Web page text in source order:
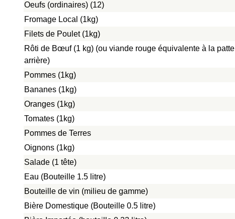
Oeufs (ordinaires) (12)
Fromage Local (1kg)
Filets de Poulet (1kg)
Rôti de Bœuf (1 kg) (ou viande rouge équivalente à la patte
arrière)
Pommes (1kg)
Bananes (1kg)
Oranges (1kg)
Tomates (1kg)
Pommes de Terres
Oignons (1kg)
Salade (1 tête)
Eau (Bouteille 1.5 litre)
Bouteille de vin (milieu de gamme)
Bière Domestique (Bouteille 0.5 litre)